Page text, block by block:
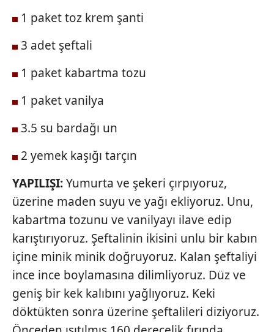
1 paket toz krem şanti
3 adet şeftali
1 paket kabartma tozu
1 paket vanilya
3.5 su bardağı un
2 yemek kaşığı tarçın
YAPILIŞI:Yumurta ve şekeri çırpıyoruz,
üzerine maden suyu ve yağı ekliyoruz. Unu,
kabartma tozunu ve vanilyayı ilave edip
karıştırıyoruz. Şeftalinin ikisini unlu bir kabın
içine minik minik doğruyoruz. Kalan şeftaliyi
ince ince boylamasına dilimliyoruz. Düz ve
geniş bir kek kalıbını yağlıyoruz. Keki
döktükten sonra üzerine şeftalileri diziyoruz.